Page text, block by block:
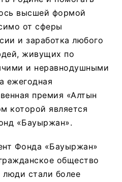
высшей формой
от сферы
и заработка любого
живущих по
и неравнодушными
ежегодная
премия «Алтын
которой является
«Бауыржан».
Фонда «Бауыржан»
общество
люди стали более